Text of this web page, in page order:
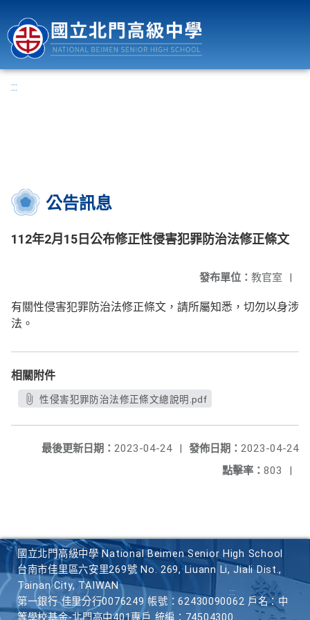
:::
公告訊息
112年2月15日公布修正性侵害犯罪防治法修正條文
發布單位： 教官室 |
有關性侵害犯罪防治法修正條文，請所屬知悉，切勿以身涉
法。
相關附件
性侵害犯罪防治法修正條文總說明.pdf
發佈日期： 2023-04-24
最後更新日期： 2023-04-24
|
點擊率： 803 |
國立北門高級中學 National Beimen Senior High School
台南市佳里區六安里269號 No. 269, Liuann Li, Jiali Dist.,
Tainan City, TAIWAN
第一銀行 佳里分行0076249 帳號：62430090062 戶名：中
等學校基金-北門高中401專戶 統編：74504300